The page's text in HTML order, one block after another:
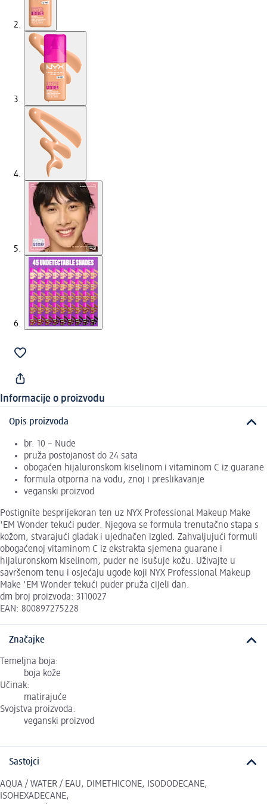
Informacije o proizvodu
Opis proizvoda
br. 10 – Nude
pruža postojanost do 24 sata
obogaćen hijaluronskom kiselinom i vitaminom C iz guarane
formula otporna na vodu, znoj i preslikavanje
veganski proizvod
Postignite besprijekoran ten uz NYX Professional Makeup Make
'EM Wonder tekući puder. Njegova se formula trenutačno stapa s
kožom, stvarajući gladak i ujednačen izgled. Zahvaljujući formuli
obogaćenoj vitaminom C iz ekstrakta sjemena guarane i
hijaluronskom kiselinom, puder ne isušuje kožu. Uživajte u
savršenom tenu i osjećaju ugode koji NYX Professional Makeup
Make 'EM Wonder tekući puder pruža cijeli dan.
dm broj proizvoda: 3110027
EAN: 800897275228
Značajke
Temeljna boja:
boja kože
Učinak:
matirajuće
Svojstva proizvoda:
veganski proizvod
Sastojci
AQUA / WATER / EAU, DIMETHICONE, ISODODECANE,
ISOHEXADECANE,